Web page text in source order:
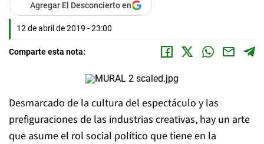
Agregar El Desconcierto en
12 de abril de 2019 - 23:00
Comparte esta nota:
Desmarcado de la cultura del espectáculo y las
prefiguraciones de las industrias creativas, hay un arte
que asume el rol social político que tiene en la